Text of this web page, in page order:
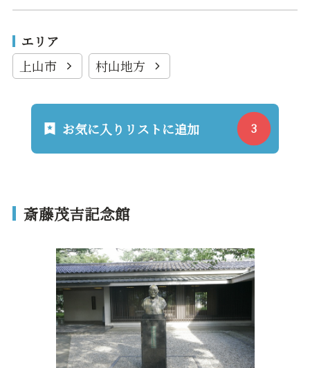
エリア
上山市
村山地方
お気に入りリストに追加
斎藤茂吉記念館